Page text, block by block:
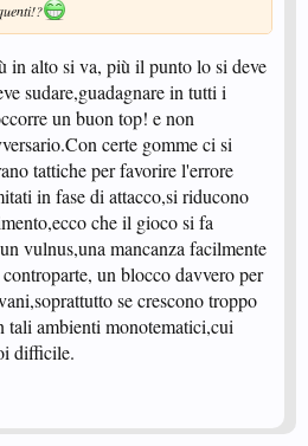
in alto si va, più il punto lo si deve
sudare,guadagnare in tutti i
un buon top! e non
certe gomme ci si
tattiche per favorire l'errore
in fase di attacco,si riducono
che il gioco si fa
vulnus,una mancanza facilmente
un blocco davvero per
se crescono troppo
ambienti monotematici,cui
difficile.